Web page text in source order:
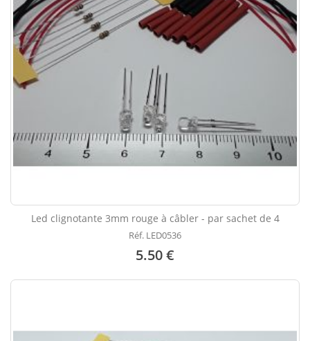
Led clignotante 3mm rouge à câbler - par sachet de 4
Réf. LED0536
5.50 €